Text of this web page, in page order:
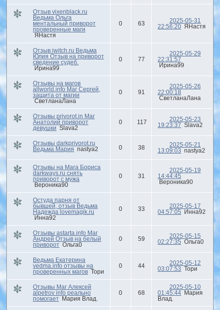
Отзыв vixenblack.ru
Ведьма Ольга
ментальный приворот
проверенные маги
ЯНастя
0 63
2025-05-31
22:56:20 ЯНастя
Отзыв iwitch.ru Ведьма
Юлия Отзыв на приворот
сведение судеб.
Ирина99
0 77
2025-05-29
22:31:57
Ирина99
Отзывы на магов
allworld.info Маг Сергей,
защита от магии
СветланаЛана
0 91
2025-05-26
22:00:18
СветланаЛана
Отзывы privorot.in Маг
Анатолий приворот
девушки Slava2
0 117
2025-05-23
19:23:37 Slava2
Отзывы darkprivorot.ru
Ведьма Мария nastya2 0 38
2025-05-21
13:09:03 nastya2
Отзывы на Мага Бориса
darkways.ru снять
приворот с мужа
Вероника90
0 31
2025-05-19
14:44:45
Вероника90
Остуда парня от
бывшей, отзыв Ведьма
Надежда lovemagik.ru
Инна92
0 33
2025-05-17
04:57:05
Инна92
Отзывы astarta.info Маг
Андрей Отзыв на белый
приворот Ольга0
0 59
2025-05-15
02:27:35 Ольга0
Ведьма Екатерина
vedma.info отзывы на
проверенных магов Тори
0 44
2025-05-12
03:07:53 Тори
Отзывы Маг Алексей
alpetrov info реально
помогает
Мария Влад.
0 68
2025-05-10
01:45:44
Мария
Влад.